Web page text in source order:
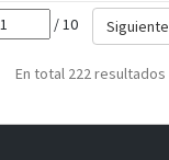
/ 10 Siguiente
En total 222 resultados